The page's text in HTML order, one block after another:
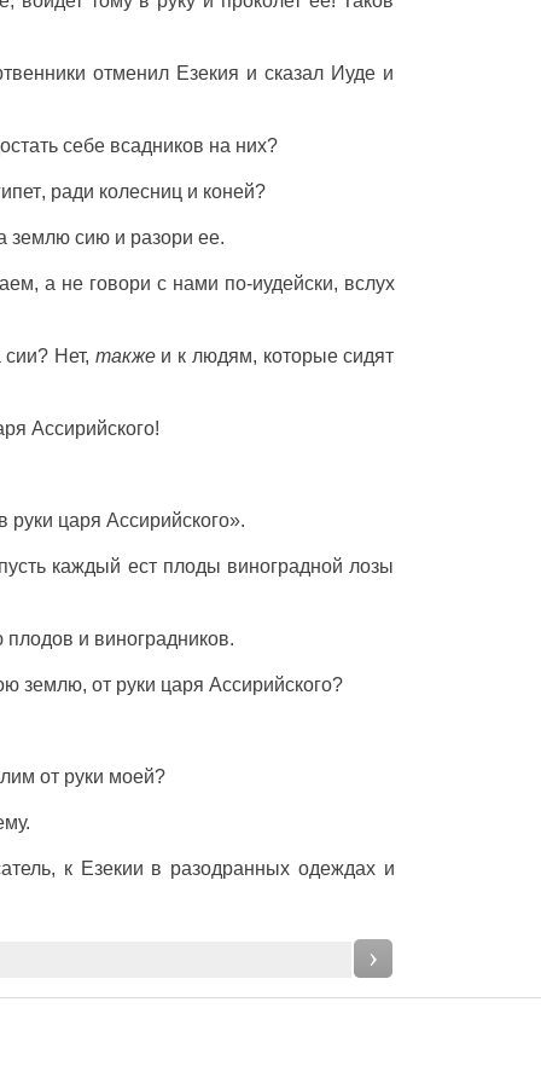
отменил Езекия исказал Иуде и
себе всадников на них?
, ради колесниц и коней?
землюсию и разори ее.
, а не говори с нами по-иудейски, вслух
сии? Нет, такжеи к людям, которыесидят
Ассирийского!
руки царя Ассирийского».
каждый естплоды виноградной лозы
плодов и виноградников.
землю, от руки царя Ассирийского?
от руки моей?
, к Езекии в разодранных одеждахи
›